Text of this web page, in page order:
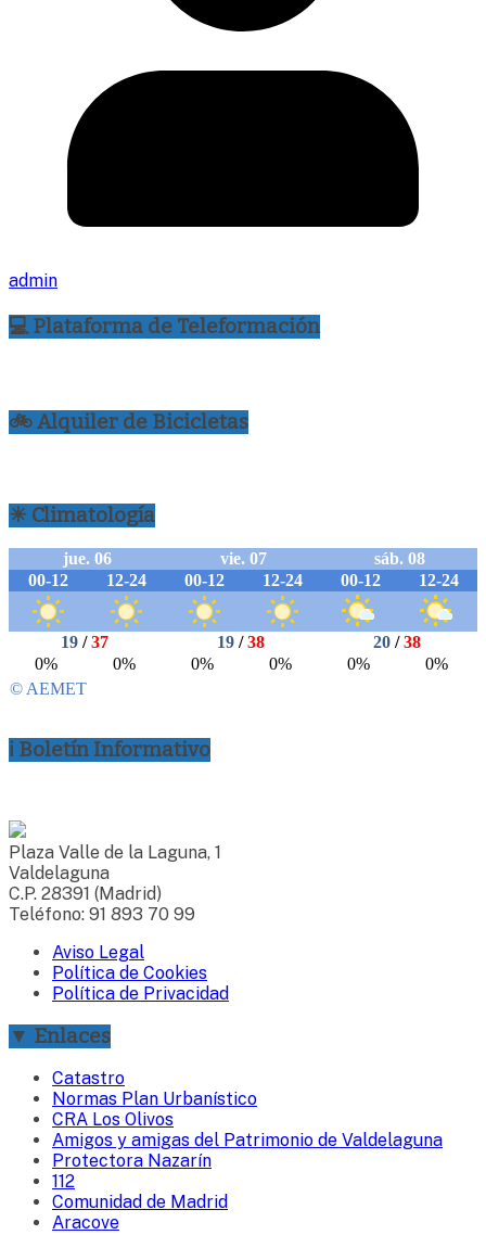
admin
💻 Plataforma de Teleformación
🚲 Alquiler de Bicicletas
☀ Climatología
ℹ Boletín Informativo
Plaza Valle de la Laguna, 1
Valdelaguna
C.P. 28391 (Madrid)
Teléfono: 91 893 70 99
Aviso Legal
Política de Cookies
Política de Privacidad
▼ Enlaces
Catastro
Normas Plan Urbanístico
CRA Los Olivos
Amigos y amigas del Patrimonio de Valdelaguna
Protectora Nazarín
112
Comunidad de Madrid
Aracove